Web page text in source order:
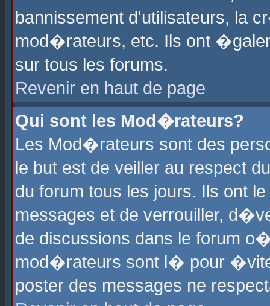
bannissement d'utilisateurs, la
mod�rateurs, etc. Ils ont
sur tous les forums.
Revenir en haut de page
Qui sont les Mod�rateurs?
Les Mod�rateurs sont des
le but est de veiller au respect
du forum tous les jours. Ils ont
messages et de verrouiller,
de discussions dans le forum
mod�rateurs sont l� pour
poster des messages ne